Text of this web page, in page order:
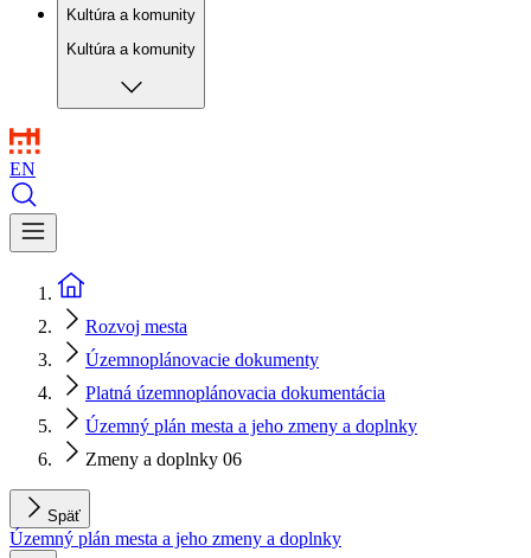
Kultúra a komunity
Kultúra a komunity
EN
Rozvoj mesta
Územnoplánovacie dokumenty
Platná územnoplánovacia dokumentácia
Územný plán mesta a jeho zmeny a doplnky
Zmeny a doplnky 06
Späť
Územný plán mesta a jeho zmeny a doplnky